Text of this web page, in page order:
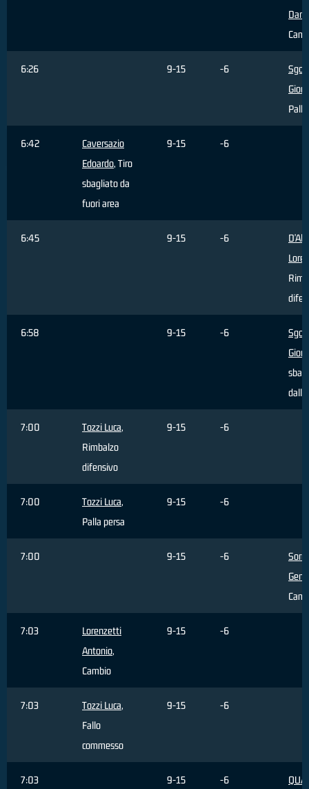
6:26 9-15 -6
6:42
Caversazio
Edoardo, Tiro
sbagliato da
fuori area
9-15 -6
6:45 9-15 -6
6:58 9-15 -6
7:00 Tozzi Luca,
Rimbalzo
difensivo
9-15 -6
7:00 Tozzi Luca,
Palla persa
9-15 -6
7:00 9-15 -6
7:03
Lorenzetti
Antonio,
Cambio
9-15 -6
7:03 Tozzi Luca,
Fallo
commesso
9-15 -6
7:03 9-15 -6